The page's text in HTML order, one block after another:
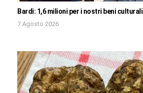
Bardi: 1,6 milioni per i nostri beni culturali
7 Agosto 2026